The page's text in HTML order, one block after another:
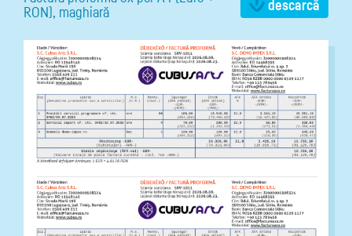
RON), maghiară
descarcă